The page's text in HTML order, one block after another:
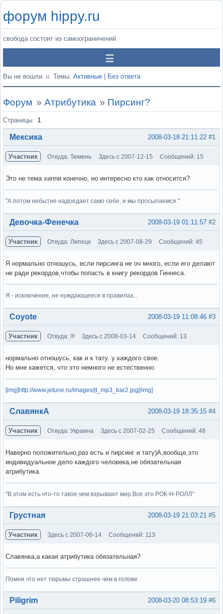
форум hippy.ru
свобода состоит из самоограничений
Вы не вошли. Темы: Активные Без ответа
Форум » Атрибутика » Пирсинг?
Страницы 1
#1
2008-03-18 21:11:22
Мексика
Участник Откуда: Тюмень Здесь с 2007-12-15 Сообщений: 15
Это не тема хиппи конечно, но интересно кто как относится?
"А потом небытие надоедает само себе, и мы просыпаемся."
Вне форума #2
2008-03-19 01:11:57
Девочка-Фенечка
Участник Откуда: Липецк Здесь с 2007-08-29 Сообщений: 45
Я нормально отношусь, если пирсинга не оч много, если его делают
не ради рекордов,чтобы попасть в книгу рекордов Гиннеса.
Я - исключение, не нуждающееся в правилах...
Вне форума #3
2008-03-19 11:08:46
Coyote
Участник Откуда: !!! Здесь с 2008-03-14 Сообщений: 13
нормально отношусь, как и к тату. у каждого свое.
Но мне кажется, что это немного не естественно.
[img]http://www.jetune.ru/images/jt_mp3_bar2.jpg[/img]
Вне форума #4
2008-03-19 18:35:15
СлавянкА
Участник Откуда: Украина Здесь с 2007-02-25 Сообщений: 48
Наверно положительно,раз есть и пирсинг и тату)А,вообще,это
индивидуальное дело каждого человека,не обязательная
атрибутика.
"В этом есть что-то такое,чем взрывают мир.Все это РОК-Н-РОЛЛ"
Вне форума #5
2008-03-19 21:03:21
Грустная
Участник Здесь с 2007-06-14 Сообщений: 113
Славянка,а какая атрибутика обязательная?
Помни что нет тюрьмы страшнее чем в голове
Вне форума #6
2008-03-20 08:53:19
Piligrim